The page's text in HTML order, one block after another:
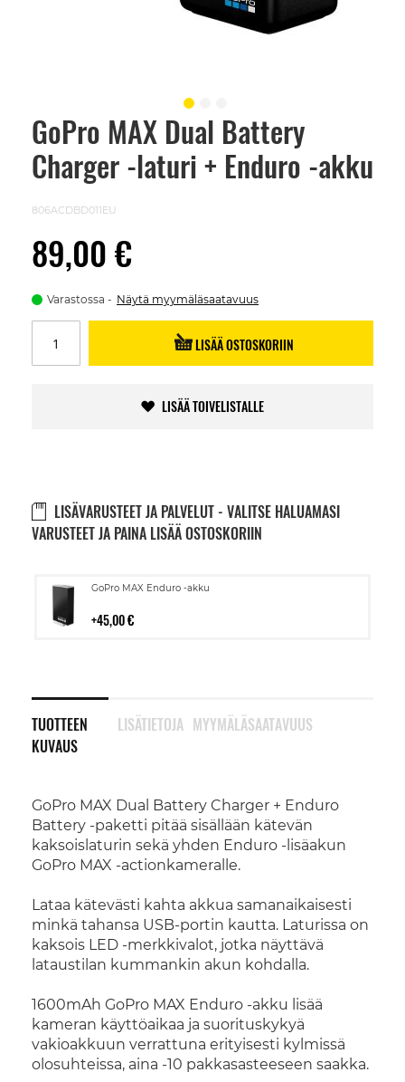
GoPro MAX Dual Battery
Charger -laturi + Enduro -akku
806ACDBD011EU
89,00 €
Varastossa Näytä myymäläsaatavuus
LISÄÄ OSTOSKORIIN
LISÄÄ TOIVELISTALLE
LISÄVARUSTEET JA PALVELUT - VALITSE HALUAMASI
VARUSTEET JA PAINA LISÄÄ OSTOSKORIIN
GoPro MAX Enduro -akku
45,00 €
Lisää
TUOTTEEN
KUVAUS
GoPro MAX Dual Battery Charger + Enduro
Battery -paketti pitää sisällään kätevän
kaksoislaturin sekä yhden Enduro -lisäakun
GoPro MAX -actionkameralle.
Lataa kätevästi kahta akkua samanaikaisesti
minkä tahansa USB-portin kautta. Laturissa on
kaksois LED -merkkivalot, jotka näyttävä
lataustilan kummankin akun kohdalla.
1600mAh GoPro MAX Enduro -akku lisää
kameran käyttöaikaa ja suorituskykyä
vakioakkuun verrattuna erityisesti kylmissä
olosuhteissa, aina -10 pakkasasteeseen saakka.
LISÄTIETOJA MYYMÄLÄSAATAVUUS
Skip
beginning
images